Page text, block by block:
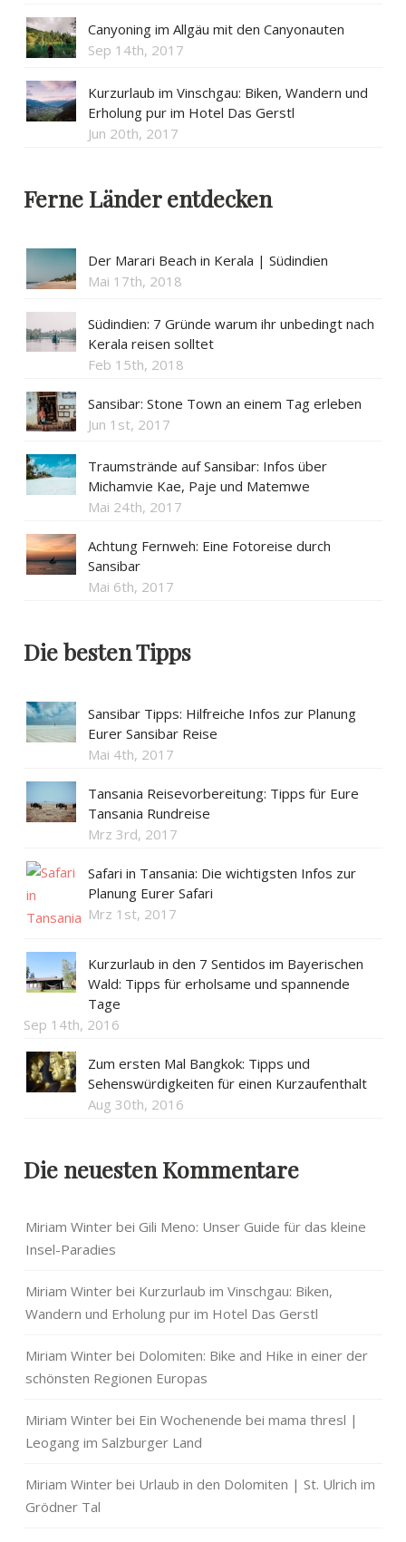
Canyoning im Allgäu mit den Canyonauten
Sep 14th, 2017
Kurzurlaub im Vinschgau: Biken, Wandern und
Erholung pur im Hotel Das Gerstl
Jun 20th, 2017
Ferne Länder entdecken
Der Marari Beach in Kerala | Südindien
Mai 17th, 2018
Südindien: 7 Gründe warum ihr unbedingt nach
Kerala reisen solltet
Feb 15th, 2018
Sansibar: Stone Town an einem Tag erleben
Jun 1st, 2017
Traumstrände auf Sansibar: Infos über
Michamvie Kae, Paje und Matemwe
Mai 24th, 2017
Achtung Fernweh: Eine Fotoreise durch
Sansibar
Mai 6th, 2017
Die besten Tipps
Sansibar Tipps: Hilfreiche Infos zur Planung
Eurer Sansibar Reise
Mai 4th, 2017
Tansania Reisevorbereitung: Tipps für Eure
Tansania Rundreise
Mrz 3rd, 2017
Safari in Tansania: Die wichtigsten Infos zur
Planung Eurer Safari
Mrz 1st, 2017
Kurzurlaub in den 7 Sentidos im Bayerischen
Wald: Tipps für erholsame und spannende
Tage
Sep 14th, 2016
Zum ersten Mal Bangkok: Tipps und
Sehenswürdigkeiten für einen Kurzaufenthalt
Aug 30th, 2016
Die neuesten Kommentare
Miriam Winter bei Gili Meno: Unser Guide für das kleine
Insel-Paradies
Miriam Winter bei Kurzurlaub im Vinschgau: Biken,
Wandern und Erholung pur im Hotel Das Gerstl
Miriam Winter bei Dolomiten: Bike and Hike in einer der
schönsten Regionen Europas
Miriam Winter bei Ein Wochenende bei mama thresl |
Leogang im Salzburger Land
Miriam Winter bei Urlaub in den Dolomiten | St. Ulrich im
Grödner Tal